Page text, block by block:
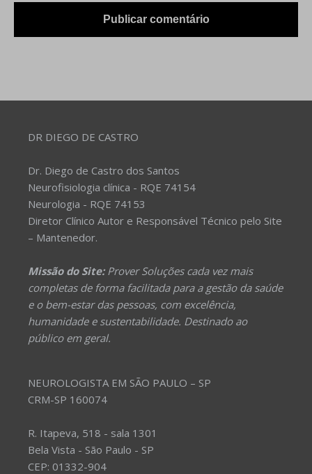
DR DIEGO DE CASTRO
Dr. Diego de Castro dos Santos
Neurofisiologia clínica - RQE 74154
Neurologia - RQE 74153
Diretor Clínico Autor e Responsável Técnico pelo Site
– Mantenedor.
Missão do Site:Prover Soluções cada vez mais
completas de forma facilitada para a gestão da saúde
e o bem-estar das pessoas, com excelência,
humanidade e sustentabilidade. Destinado ao
público em geral.
NEUROLOGISTA EM SÃO PAULO – SP
CRM-SP 160074
R. Itapeva, 518 - sala 1301
Bela Vista - São Paulo - SP
CEP: 01332-904